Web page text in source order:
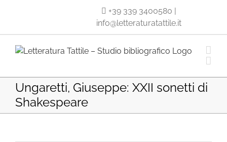
+39 339 3400580 |
info@letteraturatattile.it
Ungaretti, Giuseppe: XXII sonetti di
Shakespeare